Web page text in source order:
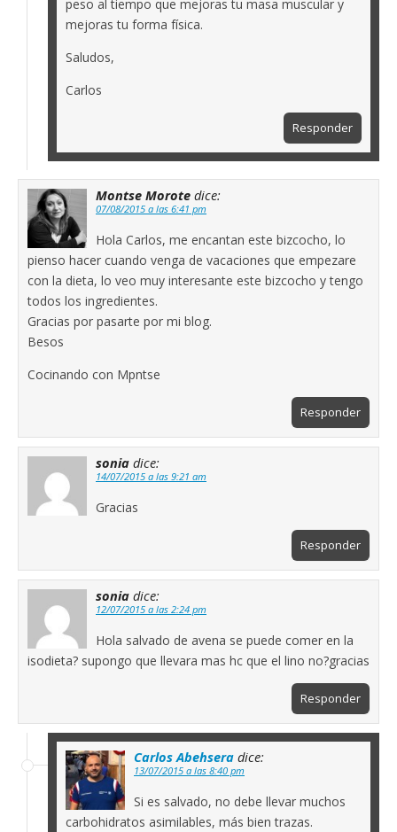
peso al tiempo que mejoras tu masa muscular y
mejoras tu forma física.
Saludos,
Carlos
Responder
Montse Morote dice:
07/08/2015 a las 6:41 pm
Hola Carlos, me encantan este bizcocho, lo
pienso hacer cuando venga de vacaciones que empezare
con la dieta, lo veo muy interesante este bizcocho y tengo
todos los ingredientes.
Gracias por pasarte por mi blog.
Besos
Cocinando con Mpntse
Responder
sonia dice:
14/07/2015 a las 9:21 am
Gracias
Responder
sonia dice:
12/07/2015 a las 2:24 pm
Hola salvado de avena se puede comer en la
isodieta? supongo que llevara mas hc que el lino no?gracias
Responder
Carlos Abehsera dice:
13/07/2015 a las 8:40 pm
Si es salvado, no debe llevar muchos
carbohidratos asimilables, más bien trazas.